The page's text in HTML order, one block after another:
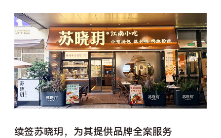
续签苏晓玥，为其提供品牌全案服务